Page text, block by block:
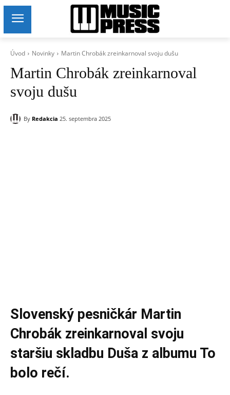
Úvod Novinky Martin Chrobák zreinkarnoval svoju dušu
Martin Chrobák zreinkarnoval
svoju dušu
By Redakcia 25. septembra 2025
Slovenský pesničkár Martin
Chrobák zreinkarnoval svoju
staršiu skladbu Duša z albumu To
bolo rečí.